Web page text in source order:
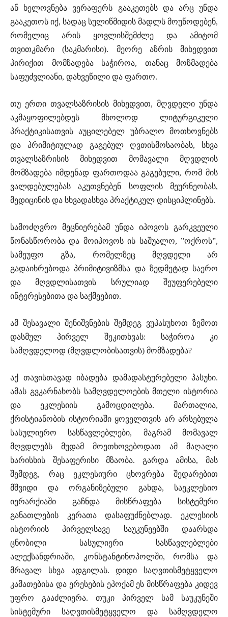
ან ხელოვნება ვერაფერს გააკეთებს და არც უნდა
გააკეთოს იქ, სადაც სულიწმიდის მადლს მოუწოდებენ,
რომელიც არის ყოვლისშემძლე და ამიტომ
თვითკმარი (საკმარისი). მეორე აზრის მიხედვით
პირიქით მომზადება საჭიროა, თანაც მოზმადება
საფუძვლიანი, დახვეწილი და ფართო.
თუ ერთი თვალსაზრისის მიხედვით, მღვდელი უნდა
აკმაყოფილებდეს მხოლოდ ლიტურგიკული
პრაქტიკისათვის აუცილებელ უბრალო მოთხოვნებს
და პრიმიტიულად გაგებულ ღვთისმოსაობას, სხვა
თვალსაზრისის მიხედვით მომავალი მღვდლის
მომზადება იმდენად ფართოდაა გაგებული, რომ მის
ვალდებულებას აკუთვნებენ სოფლის მეურნეობას,
მედიცინის და სხვადასხვა პრაქტიკულ დისციპლინებს.
სამოძღვრო მეცნიერებამ უნდა იპოვოს გარკვეული
წონასწორობა და მოიპოვოს ის საშუალო, ”ოქროს”,
სამეუფო გზა, რომელზეც მღვდელი არ
გადაიხრებოდა პრიმიტივიზმსა და ზედმეტად საერო
და მღვდლისათვის სრულიად შეუფერებელი
ინტერესებითა და საქმეებით.
ამ შესავალი შენიშვნების შემდეგ ვუპასუხოთ ზემოთ
დასმულ პირველ შეკითხვას: საჭიროა კი
სამღვდელოდ (მღვდლობისათვის) მომზადება?
აქ თავისთავად იბადება დამადასტურებელი პასუხი.
ამას გვკარნახობს სამღვდელოების მთელი ისტორია
და ეკლესიის გამოცდილება. მართალია,
ქრისტიანობის ისტორიაში ყოველთვის არ არსებულა
სასულიერო სასწავლებლები, მაგრამ მომავალ
მღვდლებს მუდამ მოეთხოვებოდათ ამ მაღალი
ხარისხის შესაფერისი მზაობა. გარდა ამისა, მას
შემდეგ, რაც ეკლესიური ცხოვრება შედარებით
მშვიდი და ორგანიზებული გახდა, საეკლესიო
იერარქიაში გაჩნდა მისწრაფება სისტემური
განათლების კერათა დასაფუძნებლად. ეკლესიის
ისტორიის პირველსავე საუკუნეებში დაარსდა
ცნობილი სასულიერი სასწავლებლები
ალექსანდრიაში, კონსტანტინოპოლში, რომსა და
მრავალ სხვა ადგილას. დიდი საღვთისმეტყველო
კამათებისა და ერესების ეპოქამ ეს მისწრაფება კიდევ
უფრო გააძლიერა. თუკი პირველ სამ საუკუნეში
სისტემური საღვთისმეტყველო და სამღვდელო